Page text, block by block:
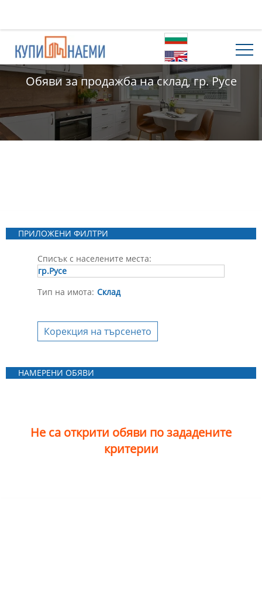
Обяви за продажба на склад, гр. Русе
ПРИЛОЖЕНИ ФИЛТРИ
Списък с населените места:
гр.Русе
Тип на имота: Склад
Корекция на търсенето
НАМЕРЕНИ ОБЯВИ
Не са открити обяви по зададените
критерии